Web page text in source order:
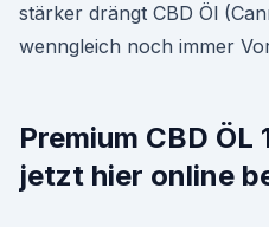
stärker drängt CBD Öl
wenngleich noch immer
Premium CBD ÖL
jetzt hier online